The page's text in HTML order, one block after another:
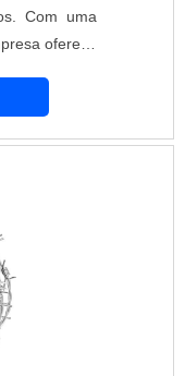
Com uma
oferece
a segurança
Utilizando
garante a
soluções
produtos,
pelo
está sempre